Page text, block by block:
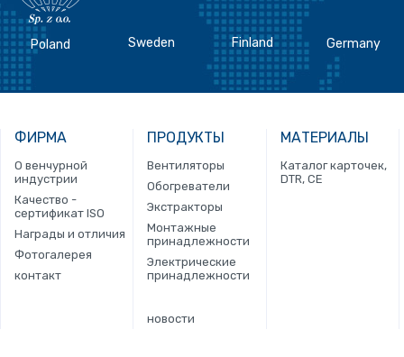
Poland Sweden Finland Germany
ФИРМА
О венчурной
индустрии
Качество -
сертификат ISO
Награды и отличия
Фотогалерея
контакт
ПРОДУКТЫ
Вентиляторы
Обогреватели
Экстракторы
Монтажные
принадлежности
Электрические
принадлежности
новости
МАТЕРИАЛЫ
Каталог карточек,
DTR, CE